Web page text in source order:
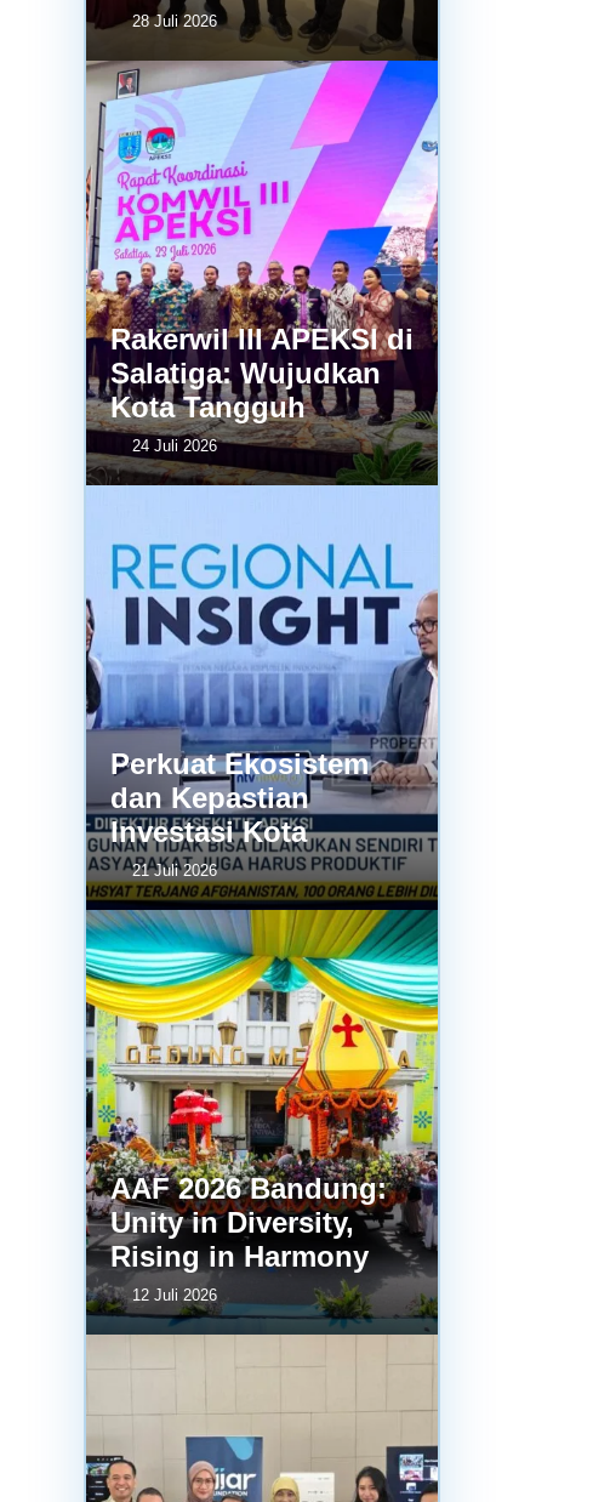
28 Juli 2026
Rakerwil III APEKSI di
Salatiga: Wujudkan
Kota Tangguh
24 Juli 2026
Perkuat Ekosistem
dan Kepastian
Investasi Kota
21 Juli 2026
AAF 2026 Bandung:
Unity in Diversity,
Rising in Harmony
12 Juli 2026